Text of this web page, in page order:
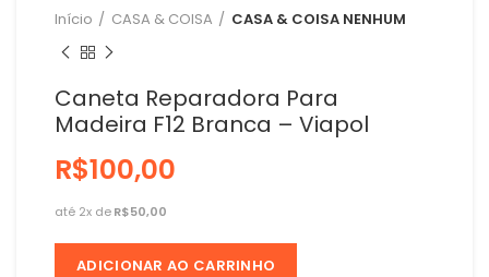
Início CASA & COISA CASA & COISA NENHUM
Caneta Reparadora Para
Madeira F12 Branca – Viapol
R$
R$
ADICIONAR AO CARRINHO